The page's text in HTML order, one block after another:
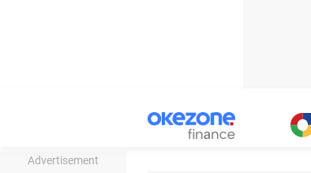
Advertisement